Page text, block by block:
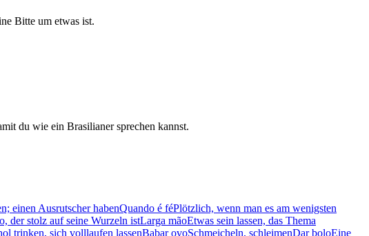
Bitte um etwas ist.
du wie ein Brasilianer sprechen kannst.
einen Ausrutscher habenQuando é féPlötzlich, wenn man es am wenigsten
der stolz auf seine Wurzeln istLarga mãoEtwas sein lassen, das Thema
trinken, sich volllaufen lassenBabar ovoSchmeicheln, schleimenDar boloEine